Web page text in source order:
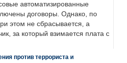
автоматизированные
договоры. Однако, по
этом не сбрасывается, а
за который взимается плата с
против террориста и